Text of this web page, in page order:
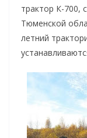
трактор К-700,
Тюменской
летний